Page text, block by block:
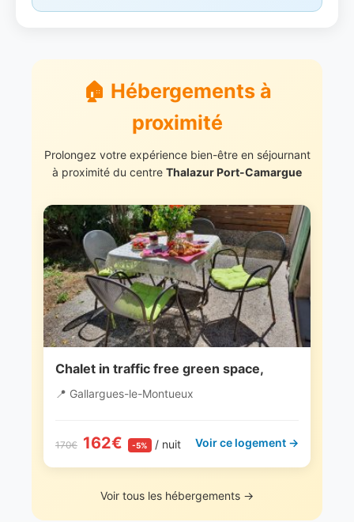
🏠 Hébergements à
proximité
Prolongez votre expérience bien-être en séjournant
à proximité du centre Thalazur Port-Camargue
Chalet in traffic free green space,
📍 Gallargues-le-Montueux
170€ 162€ -5% / nuit Voir ce logement →
Voir tous les hébergements →